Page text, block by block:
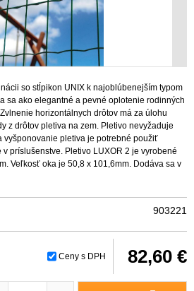
so stĺpikon UNIX k najoblúbenejším typom
sa ako elegantné a pevné oplotenie rodinných
horizontálnych drôtov má za úlohu
z drôtov pletiva na zem. Pletivo nevyžaduje
vyšponovanie pletiva je potrebné použiť
príslušenstve. Pletivo LUXOR 2 je vyrobené
Veľkosť oka je 50,8 x 101,6mm. Dodáva sa v
903221
Ceny s DPH 82,60 €